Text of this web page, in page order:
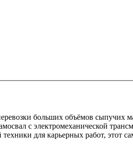
больших объёмов сыпучих
с электромеханической
для карьерных работ, этот